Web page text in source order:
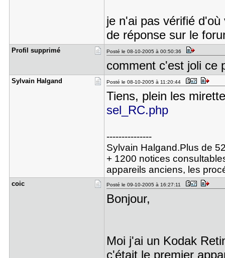
je n'ai pas vérifié
de réponse sur le
Profil sup​primé Posté le 08-10-2005 à 00:50:36
comment c'est joli
Sylvain Ha​lgand Posté le 08-10-2005 à 11:20:44
Tiens, plein les
sel_RC.php
---------------
Sylvain Halgand.Plus de
+ 1200 notices
appareils anciens, les
coic Posté le 09-10-2005 à 16:27:11
Bonjour,
Moi j'ai un Kodak
c'était le premier